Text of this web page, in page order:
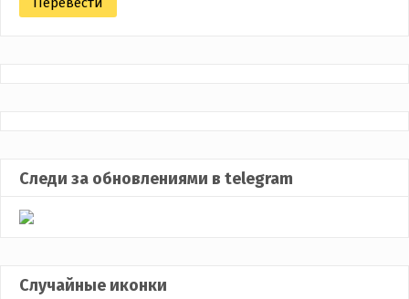
Следи за обновлениями в telegram
Случайные иконки